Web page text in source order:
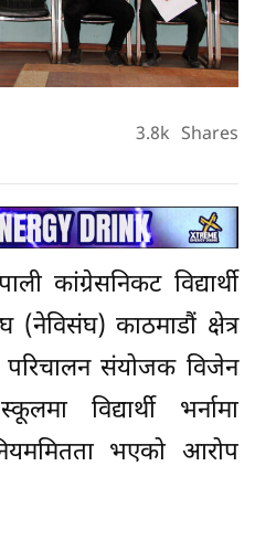
3.8k Shares
कांग्रेसनिकट विद्यार्थी
(नेविसंघ) काठमाडौं क्षेत्र
परिचालन संयोजक विजेन
विद्यार्थी भर्नामा
भएको आरोप